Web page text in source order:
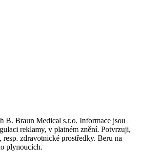
B. Braun Medical s.r.o. Informace jsou
reklamy, v platném znění. Potvrzuji,
zdravotnické prostředky. Beru na
plynoucích.